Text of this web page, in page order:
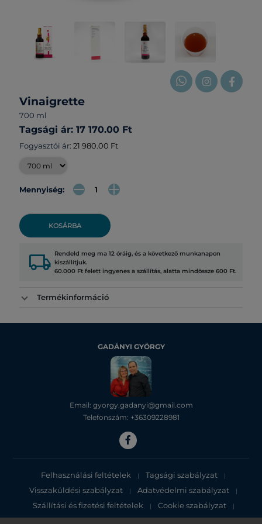
Vinaigrette
700 ml
Tagsági ár: 17 170.00 Ft
Fogyasztói ár: 21 980.00 Ft
Mennyiség:
KOSÁRBA
local_shipping Rendeld meg ma 12 óráig, és a következő munkanapon
kiszállítjuk.
60.000 Ft felett ingyenes a szállítás, alatta mindössze 600 Ft.
Termékinformáció
GADÁNYI GYÖRGY
Email: gyorgy.gadanyi@gmail.com
Telefonszám: +36309228981
Felhasználási feltételek | Tagsági szabályzat |
Visszaküldési szabályzat | Adatvédelmi szabályzat |
Szállítási és fizetési feltételek | Cookie szabályzat |
Adatvédelmi tájékoztató